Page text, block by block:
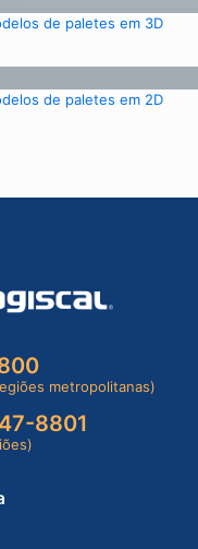
de paletes em 3D
de paletes em 2D
metropolitanas)
8801